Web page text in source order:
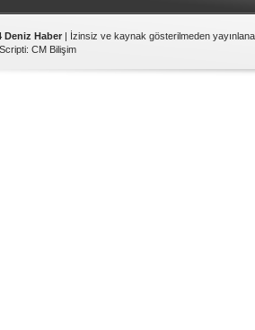
Deniz Haber | İzinsiz ve kaynak gösterilmeden
: CM Bilişim